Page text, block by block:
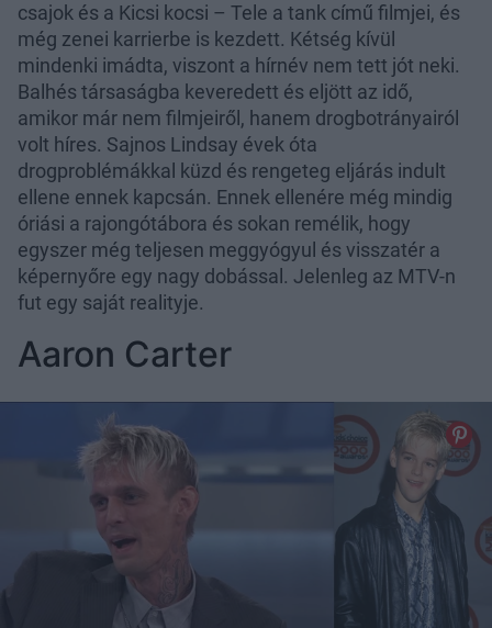
csajok és a Kicsi kocsi – Tele a tank című filmjei, és
még zenei karrierbe is kezdett. Kétség kívül
mindenki imádta, viszont a hírnév nem tett jót neki.
Balhés társaságba keveredett és eljött az idő,
amikor már nem filmjeiről, hanem drogbotrányairól
volt híres. Sajnos Lindsay évek óta
drogproblémákkal küzd és rengeteg eljárás indult
ellene ennek kapcsán. Ennek ellenére még mindig
óriási a rajongótábora és sokan remélik, hogy
egyszer még teljesen meggyógyul és visszatér a
képernyőre egy nagy dobással. Jelenleg az MTV-n
fut egy saját realityje.
Aaron Carter